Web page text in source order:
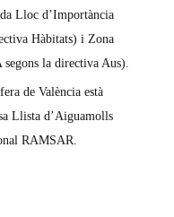
Lloc d’Importància
Hàbitats) i Zona
segons la directiva Aus).
de València està
Llista d’Aiguamolls
RAMSAR.